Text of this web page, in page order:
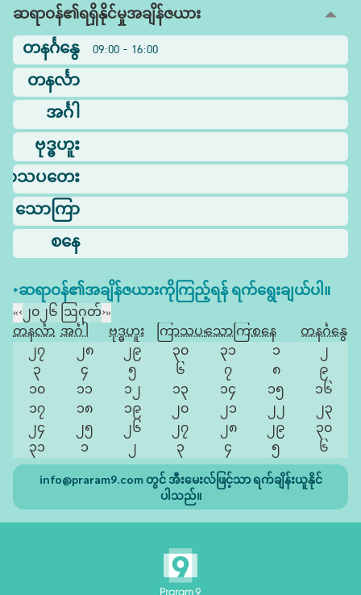
ဆရာဝန်၏ရရှိနိုင်မှုအချိန်ဇယား
တနင်္ဂနွေ
09:00 - 16:00
တနင်္လာ
အင်္ဂါ
ဗုဒ္ဓဟူး
ာသပတေး
သောကြာ
စနေ
*ဆရာဝန်၏အချိန်ဇယားကိုကြည့်ရန် ရက်ရွေးချယ်ပါ။
«‹ ၂၀၂၆ ဩဂုတ်›»
တနင်္လာ အင်္ဂါ ဗုဒ္ဓဟူး ကြာသပတေးသောကြာစနေ
တနင်္ဂနွေ
၂၇
၂၈ ၂၉ ၃၀ ၃၁ ၁
၂
၃
၄ ၅ ၆ ၇ ၈
၉
၁၀
၁၁ ၁၂ ၁၃ ၁၄ ၁၅
၁၆
၁၇
၁၈ ၁၉ ၂၀ ၂၁ ၂၂
၂၃
၂၄
၂၅ ၂၆ ၂၇ ၂၈ ၂၉
၃၀
၃၁
၁ ၂ ၃ ၄ ၅ ၆
info@praram9.comတွင် အီးမေးလ်ဖြင့်သာ ရက်ချိန်းယူနိုင်
ပါသည်။